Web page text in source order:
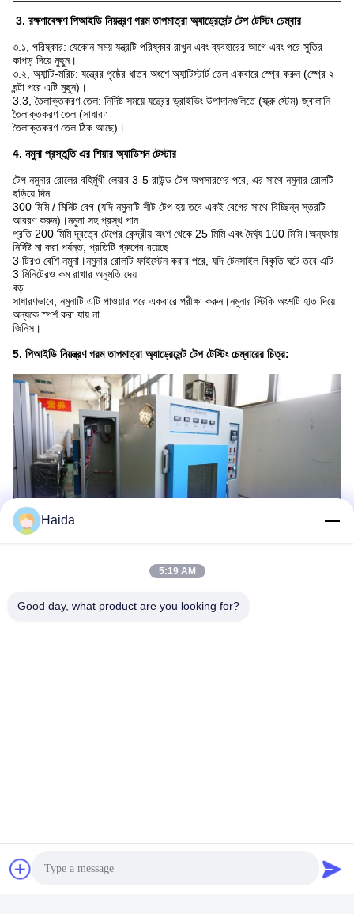
3. রক্ষণাবেক্ষণ পিআইডি নিয়ন্ত্রণ গরম তাপমাত্রা অ্যাড্রেসেন্ট টেপ টেস্টিং চেম্বার
৩.১, পরিষ্কার: যেকোন সময় যন্ত্রটি পরিষ্কার রাখুন এবং ব্যবহারের আগে এবং পরে সুতির
কাপড় দিয়ে মুছুন।
৩.২, অ্যান্টি-মরিচ: যন্ত্রের পৃষ্ঠের ধাতব অংশে অ্যান্টিস্টার্ট তেল একবারে স্প্রে করুন (স্প্রে ২
ঘন্টা পরে এটি মুছুন)।
3.3, তৈলাক্তকরণ তেল: নির্দিষ্ট সময়ে যন্ত্রের ড্রাইভিং উপাদানগুলিতে (স্ক্রু স্টেম) জ্বালানি
তৈলাক্তকরণ তেল (সাধারণ
তৈলাক্তকরণ তেল ঠিক আছে)।
4. নমুনা প্রস্তুতি এর শিয়ার অ্যাডিশন টেস্টার
টেপ নমুনার রোলের বহির্মুখী লেয়ার 3-5 রাউন্ড টেপ অপসারণের পরে, এর সাথে নমুনার রোলটি
ছড়িয়ে দিন
300 মিমি / মিনিট বেগ (যদি নমুনাটি শীট টেপ হয় তবে একই বেগের সাথে বিচ্ছিন্ন স্তরটি
আবরণ করুন)।নমুনা সহ প্রস্থ পান
প্রতি 200 মিমি দূরত্বে টেপের কেন্দ্রীয় অংশ থেকে 25 মিমি এবং দৈর্ঘ্য 100 মিমি।অন্যথায়
নির্দিষ্ট না করা পর্যন্ত, প্রতিটি গ্রুপের রয়েছে
3 টিরও বেশি নমুনা।নমুনার রোলটি ফাইস্টেন করার পরে, যদি টেনসাইল বিকৃতি ঘটে তবে এটি
3 মিনিটেরও কম রাখার অনুমতি দেয়
বড়.
সাধারণভাবে, নমুনাটি এটি পাওয়ার পরে একবারে পরীক্ষা করুন।নমুনার স্টিকি অংশটি হাত দিয়ে
অন্যকে স্পর্শ করা যায় না
জিনিস।
5. পিআইডি নিয়ন্ত্রণ গরম তাপমাত্রা অ্যাড্রেসেন্ট টেপ টেস্টিং চেম্বারের চিত্র:
গুয়াংডং প্রদেশ, চীন
Haida
5:19 AM
Good day, what product are you looking for?